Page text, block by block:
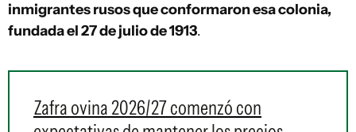
inmigrantes rusos que conformaron esa colonia,
fundada el 27 de julio de 1913.
Zafra ovina 2026/27 comenzó con